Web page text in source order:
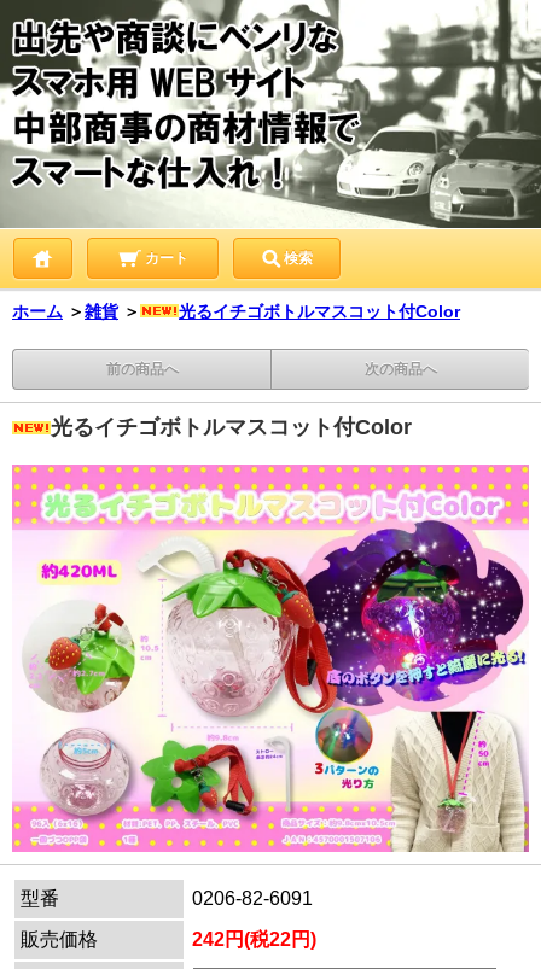
カート 検索
ホーム ＞雑貨 ＞ 光るイチゴボトルマスコット付Color
前の商品へ 次の商品へ
光るイチゴボトルマスコット付Color
型番
0206-82-6091
販売価格
242円(税22円)